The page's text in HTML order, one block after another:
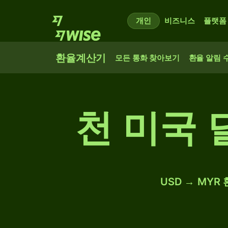
개인 비즈니스 플랫폼
환율계산기 모든 통화 찾아보기 환율 알림
천 미국
USD → MYR